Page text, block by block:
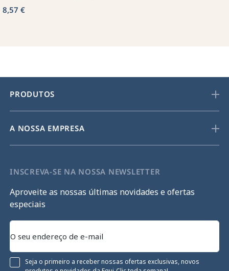
8,57 €
PRODUTOS
A NOSSA EMPRESA
INSCREVA-SE NA NOSSA NEWSLETTER
Aproveite as nossas últimas novidades e ofertas
especiais
Seja o primeiro a receber nossas ofertas exclusivas, novos